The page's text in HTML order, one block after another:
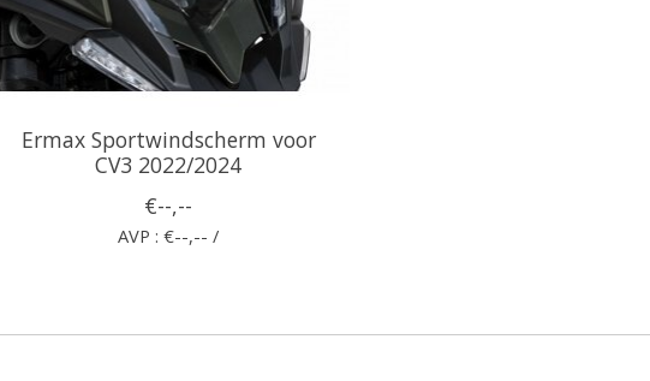
Ermax Sportwindscherm voor
CV3 2022/2024
€--,--
AVP : €--,-- /